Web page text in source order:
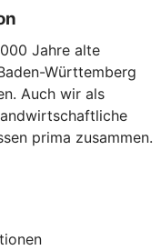
Jahre alte
Württemberg
Auch wir als
prima zusammen.